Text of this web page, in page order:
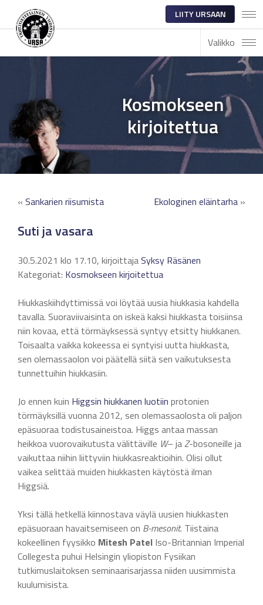
LIITY URSAAN
Valikko
Kosmokseen
kirjoitettua
« Sankarien riisumista Ekologinen eläintarha »
Suti ja vasara
30.5.2021 klo 17.10, kirjoittajaSyksy Räsänen
Kategoriat: Kosmokseen kirjoitettua
Hiukkaskiihdyttimissä voi löytää uusia hiukkasia kahdella
tavalla. Suoraviivaisinta on iskeä kaksi hiukkasta toisiinsa
niin kovaa, että törmäyksessä syntyy etsitty hiukkanen.
Toisaalta vaikka kokeessa ei syntyisi uutta hiukkasta,
sen olemassaolon voi päätellä siitä sen vaikutuksesta
tunnettuihin hiukkasiin.
Jo ennen kuin Higgsin hiukkanen luotiin protonien
törmäyksillä vuonna 2012, sen olemassaolosta oli paljon
epäsuoraa todistusaineistoa. Higgs antaa massan
heikkoa vuorovaikutusta välittäville W– jaZ-bosoneille ja
vaikuttaa niihin liittyviin hiukkasreaktioihin. Olisi ollut
vaikea selittää muiden hiukkasten käytöstä ilman
Higgsiä.
Yksi tällä hetkellä kiinnostava väylä uusien hiukkasten
epäsuoraan havaitsemiseen on B-mesonit. Tiistaina
kokeellinen fyysikko Mitesh Patel Iso-Britannian Imperial
Collegesta puhui Helsingin yliopiston Fysiikan
tutkimuslaitoksen seminaarisarjassa niiden uusimmista
kuulumisista.